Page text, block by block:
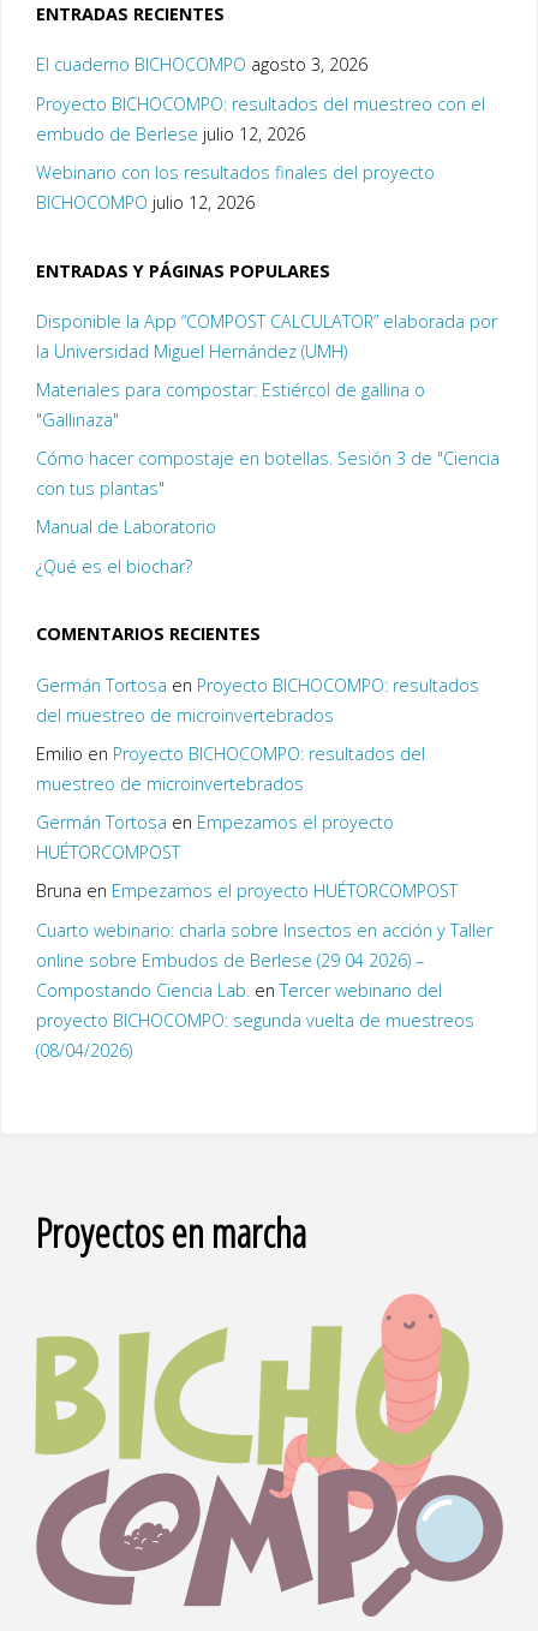
ENTRADAS RECIENTES
El cuaderno BICHOCOMPO agosto 3, 2026
Proyecto BICHOCOMPO: resultados del muestreo con el
embudo de Berlese julio 12, 2026
Webinario con los resultados finales del proyecto
BICHOCOMPO julio 12, 2026
ENTRADAS Y PÁGINAS POPULARES
Disponible la App “COMPOST CALCULATOR” elaborada por
la Universidad Miguel Hernández (UMH)
Materiales para compostar: Estiércol de gallina o
"Gallinaza"
Cómo hacer compostaje en botellas. Sesión 3 de "Ciencia
con tus plantas"
Manual de Laboratorio
¿Qué es el biochar?
COMENTARIOS RECIENTES
Germán Tortosa en Proyecto BICHOCOMPO: resultados
del muestreo de microinvertebrados
Emilio en Proyecto BICHOCOMPO: resultados del
muestreo de microinvertebrados
Germán Tortosa en Empezamos el proyecto
HUÉTORCOMPOST
Bruna en Empezamos el proyecto HUÉTORCOMPOST
Cuarto webinario: charla sobre Insectos en acción y Taller
online sobre Embudos de Berlese (29 04 2026) –
Compostando Ciencia Lab. enTercer webinario del
proyecto BICHOCOMPO: segunda vuelta de muestreos
(08/04/2026)
Proyectos en marcha